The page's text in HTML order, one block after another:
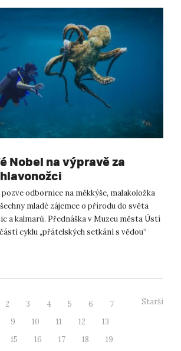
Nobel na výpravě za
odbornice na měkkýše, malakoložka
mladé zájemce o přírodu do světa
a kalmarů. Přednáška v Muzeu města Ústí
cyklu „přátelských setkání s vědou“
2 3 4 5 6
7
9 10 11 12
13
15 16 17 18
19
Starší